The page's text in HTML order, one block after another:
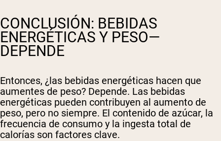
CONCLUSIÓN: BEBIDAS
ENERGÉTICAS Y PESO—
DEPENDE
Entonces, ¿las bebidas energéticas hacen que
aumentes de peso? Depende. Las bebidas
energéticas pueden contribuyen al aumento de
peso, pero no siempre. El contenido de azúcar, la
frecuencia de consumo y la ingesta total de
calorías son factores clave.